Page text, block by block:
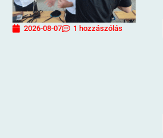
2026-08-07 1 hozzászólás